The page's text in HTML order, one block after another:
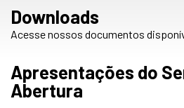
Downloads
Acesse nossos documentos
Apresentações do
Abertura